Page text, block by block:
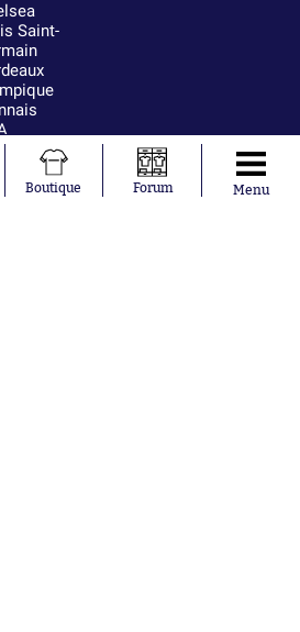
Saint-
Madrid
Strasbourg
MilanBoutique Forum Menu